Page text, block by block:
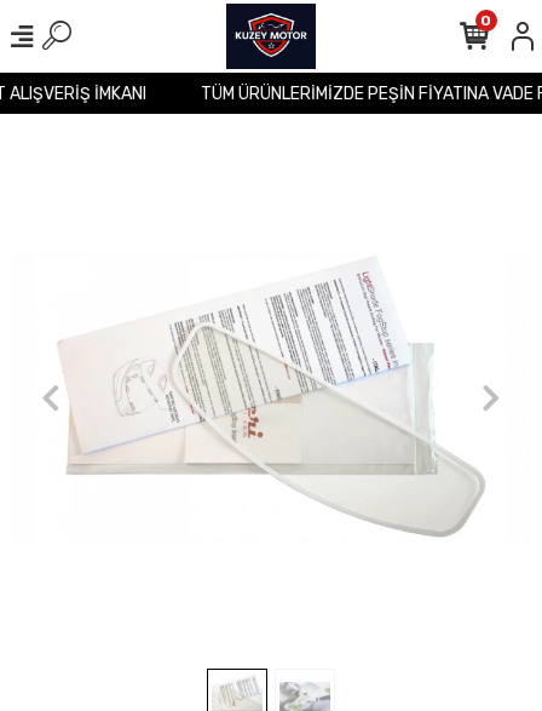
ALIŞVERİŞ İMKANI TÜM ÜRÜNLERİMİZDE PEŞİN FİYATINA
0